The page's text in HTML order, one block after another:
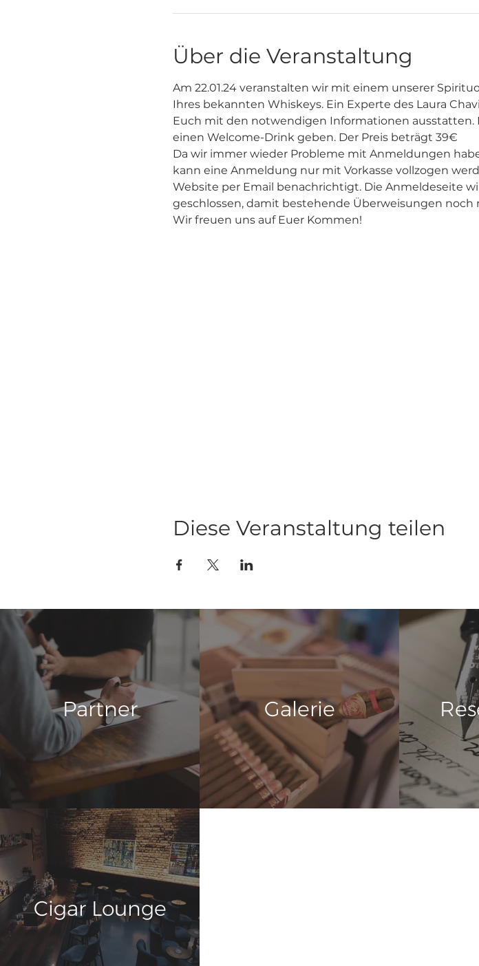
Über die Veranstaltung
Am 22.01.24 veranstalten wir mit einem unserer
Ihres bekannten Whiskeys. Ein Experte des Laura
Euch mit den notwendigen Informationen ausstatten.
einen Welcome-Drink geben. Der Preis beträgt 39€
Da wir immer wieder Probleme mit Anmeldungen
kann eine Anmeldung nur mit Vorkasse vollzogen
Website per Email benachrichtigt. Die Anmeldeseite
geschlossen, damit bestehende Überweisungen
Wir freuen uns auf Euer Kommen!
Diese Veranstaltung teilen
Partner Galerie
Cigar Lounge